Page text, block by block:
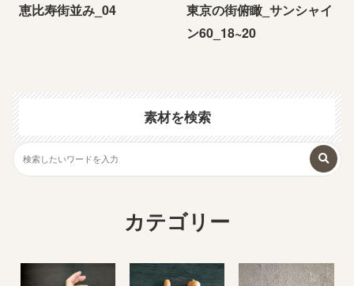
恵比寿街並み_04
東京の街俯瞰_サンシャイ
ン60_18~20
素材を検索
カテゴリー